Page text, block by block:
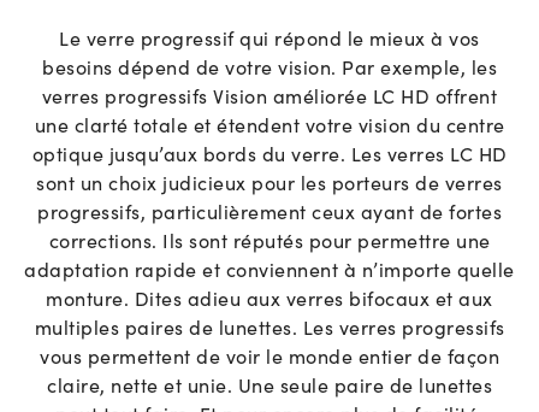
Le verre progressif qui répond le mieux à vos
besoins dépend de votre vision. Par exemple, les
verres progressifs Vision améliorée LC HD offrent
une clarté totale et étendent votre vision du centre
optique jusqu’aux bords du verre. Les verres LC HD
sont un choix judicieux pour les porteurs de verres
progressifs, particulièrement ceux ayant de fortes
corrections. Ils sont réputés pour permettre une
adaptation rapide et conviennent à n’importe quelle
monture. Dites adieu aux verres bifocaux et aux
multiples paires de lunettes. Les verres progressifs
vous permettent de voir le monde entier de façon
claire, nette et unie. Une seule paire de lunettes